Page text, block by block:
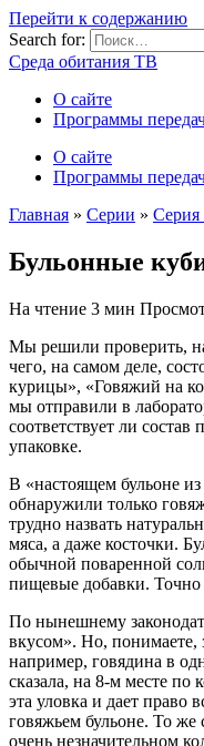
Перейти к содержанию
Search for:
Среда обитания ТВ
О сайте
Программы
О сайте
Программы
Главная » Серии » Серия
Бульонные
На чтение 3 мин
Мы решили проверить,
чего, на самом деле,
курицы», «Говяжий на
мы отправили в
соответствует ли
упаковке.
В «настоящем бульоне
обнаружили только
трудно назвать
мяса, а даже косточки.
обычной поваренной
пищевые добавки. Точно
По нынешнему
вкусом». Но, понимаете,
например, говядина в
сказала, на 8-м месте по
эта уловка и дает право
говяжьем бульоне. То
очень незначительном